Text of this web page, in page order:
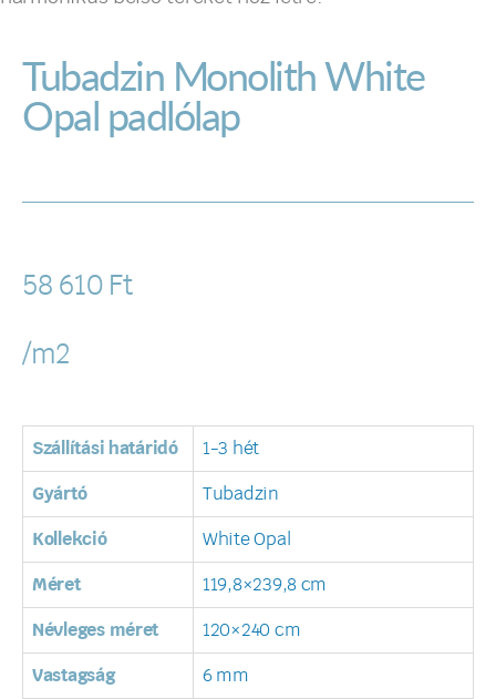
Tubadzin Monolith White
Opal padlólap
58 610 Ft
/m2
Szállítási határidó 1-3 hét
Gyártó Tubadzin
Kollekció White Opal
Méret 119,8×239,8 cm
Névleges méret 120×240 cm
Vastagság 6 mm